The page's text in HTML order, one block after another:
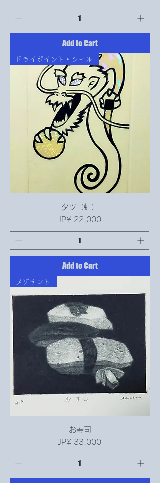
Add to Cart
ドライポイント・シール
タツ（虹）
Price
JP¥ 22,000
Add to Cart
メゾチント
お寿司
Price
JP¥ 33,000